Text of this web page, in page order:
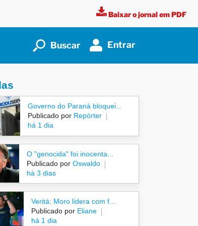
Baixar o jornal em PDF
Buscar Entrar
Governo do Paraná bloquei...
Publicado por Repórter
há 1 dia
O "genocida" foi inocenta...
Publicado por Oswaldo
há 3 dias
Veritá: Moro lidera com f...
Publicado porEliane
há 1 dia